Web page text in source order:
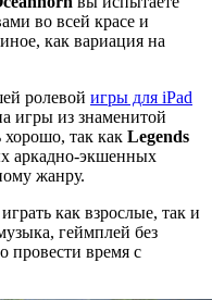
во всей красе и
как вариация на
ролевой игры для iPad
игры из знаменитой
хорошо, так как Legends
аркадно-экшенных
жанру.
как взрослые, так и
геймплей без
провести время с